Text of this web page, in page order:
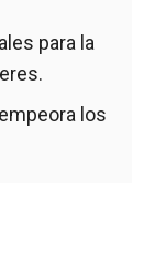
para la
los